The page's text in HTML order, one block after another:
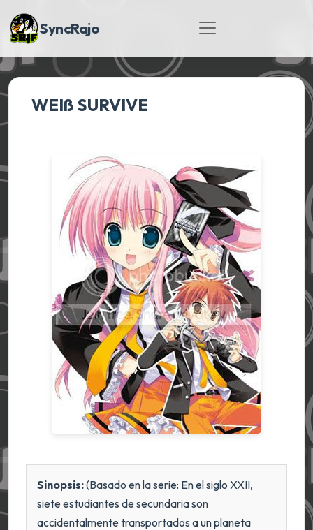
SyncRajo
WEIß SURVIVE
Sinopsis:(Basado en la serie: En el siglo XXII,
siete estudiantes de secundaria son
accidentalmente transportados a un planeta